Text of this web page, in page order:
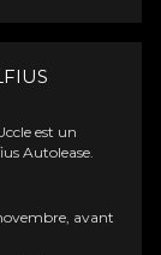
est un
Autolease.
avant